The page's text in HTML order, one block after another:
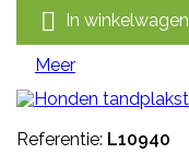
 In winkelwagen
Meer
Referentie: L10940